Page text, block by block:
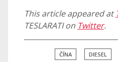
This article appeared at
TESLARATI on Twitter.
ČÍNA DIESEL